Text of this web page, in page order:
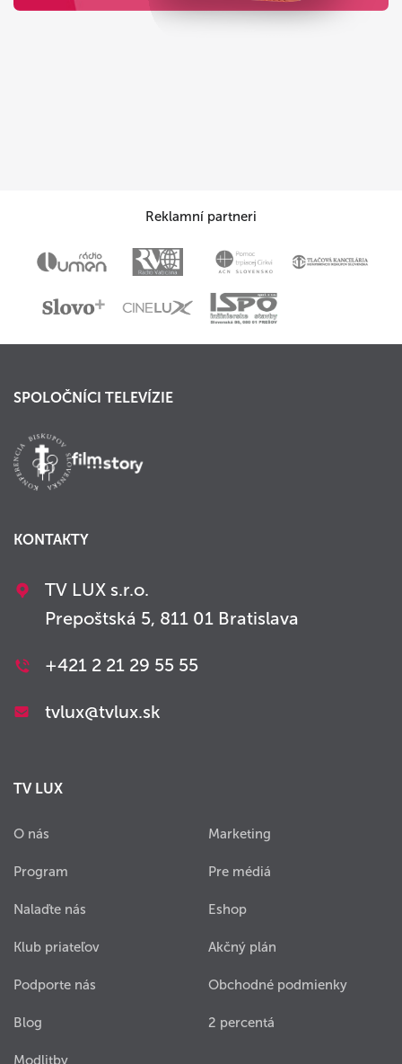
Reklamní partneri
SPOLOČNÍCI TELEVÍZIE
KONTAKTY
TV LUX s.r.o.
Prepoštská 5, 811 01 Bratislava
+421 2 21 29 55 55
tvlux@tvlux.sk
TV LUX
O nás
Program
Nalaďte nás
Klub priateľov
Podporte nás
Blog
Modlitby
Marketing
Pre médiá
Eshop
Akčný plán
Obchodné podmienky
2 percentá